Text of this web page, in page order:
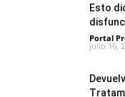
Esto
Portal
julio 16,